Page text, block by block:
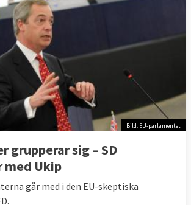
Bild: EU-parlamentet
grupperar sig – SD
med Ukip
går med i den EU-skeptiska